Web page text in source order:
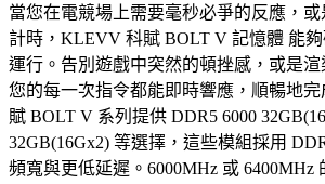
當您在電競場上需要毫秒必爭的反應，
計時，KLEVV 科賦 BOLT V 記憶體 能
運行。告別遊戲中突然的頓挫感，或是
您的每一次指令都能即時響應，順暢地
賦 BOLT V 系列提供 DDR5 6000
32GB(16Gx2) 等選擇，這些模組採用
頻寬與更低延遲。6000MHz 或 6400MHz